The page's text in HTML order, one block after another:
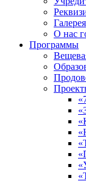
Галерея
О нас
Программы